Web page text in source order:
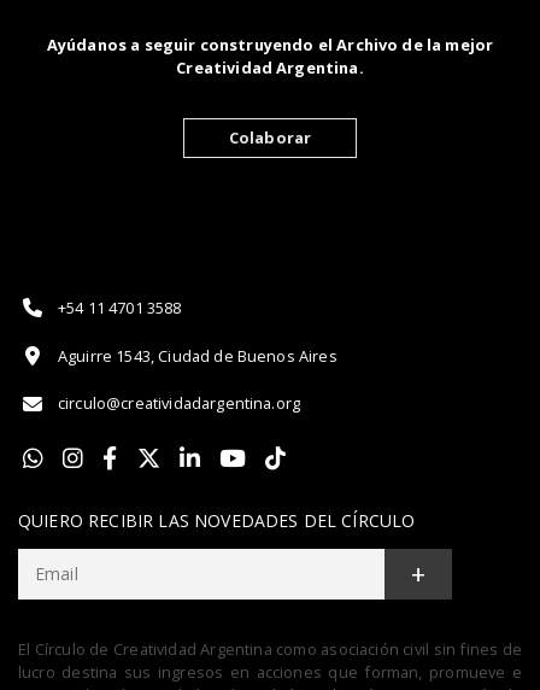
Ayúdanos a seguir construyendo el Archivo de la mejor
Creatividad Argentina.
Colaborar
+54 11 4701 3588
Aguirre 1543, Ciudad de Buenos Aires
circulo@creatividadargentina.org
QUIERO RECIBIR LAS NOVEDADES DEL CÍRCULO
+
El Círculo de Creatividad Argentina como asociación civil sin fines de
lucro destina sus ingresos en acciones que forman, promueve e